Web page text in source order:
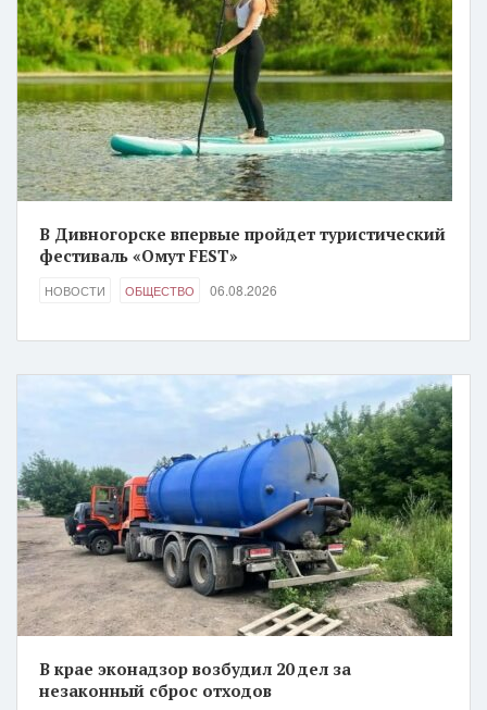
В Дивногорске впервые пройдет туристический
фестиваль «Омут FEST»
НОВОСТИ ОБЩЕСТВО 06.08.2026
В крае эконадзор возбудил 20 дел за
незаконный сброс отходов